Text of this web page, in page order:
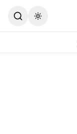
Toggle theme